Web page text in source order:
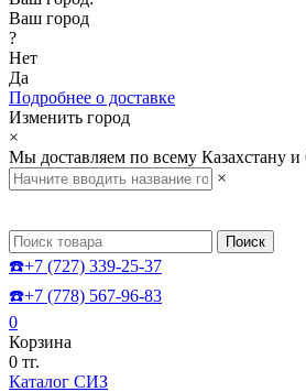
Ваш город
?
Нет
Да
Подробнее о доставке
Изменить город
×
Мы доставляем по всему Казахстану
×
Поиск
☎️+7 (727) 339-25-37
☎️+7 (778) 567-96-83
0
Корзина
0 тг.
Каталог СИЗ